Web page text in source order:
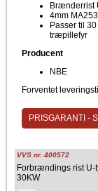
Brænderrist
4mm MA253
Passer til
træpillefyr
Producent
NBE
Forventet
PRISGARANTI -
VVS nr. 400572
Forbrændings rist U-
30KW